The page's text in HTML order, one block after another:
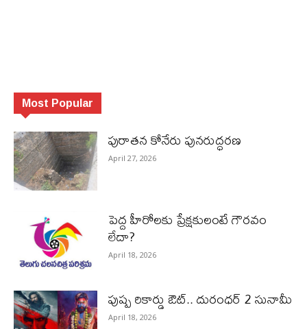
Most Popular
పురాత‌న కోనేరు పున‌రుద్ధ‌ర‌ణ
April 27, 2026
పెద్ద హీరోల‌కు ప్రేక్ష‌కులంటే గౌర‌వం
లేదా?
April 18, 2026
పుష్ప రికార్డు ఔట్‌.. దురంధ‌ర్ 2 సునామీ
April 18, 2026